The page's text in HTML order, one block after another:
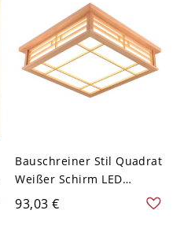
Bauschreiner Stil Quadrat
Weißer Schirm LED
Deckenlampe Holz
Holzfarbe Rahmen 1-Kopf
93,03 €